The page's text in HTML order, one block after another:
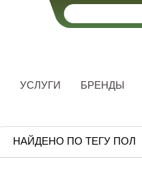
УСЛУГИ БРЕНДЫ
НАЙДЕНО ПО ТЕГУ ПОЛ